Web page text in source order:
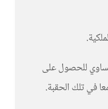
للحصول على
في تلك الحقبة.